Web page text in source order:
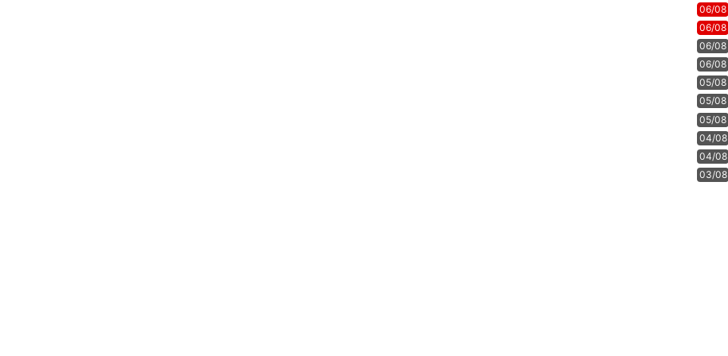
06/08
06/08
06/08
06/08
05/08
05/08
05/08
04/08
04/08
03/08